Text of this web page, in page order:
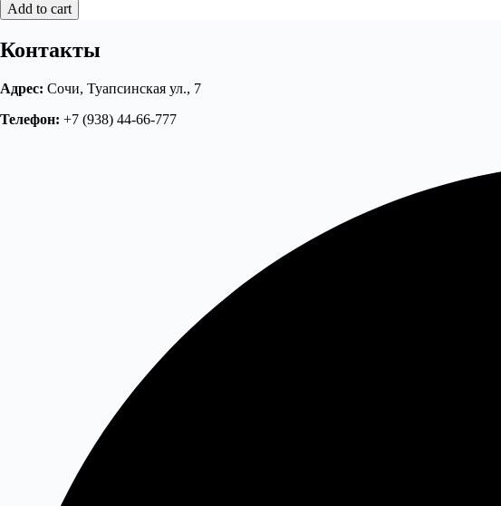
Add to cart
Контакты
Адрес: Сочи, Туапсинская ул., 7
Телефон: +7 (938) 44-66-777